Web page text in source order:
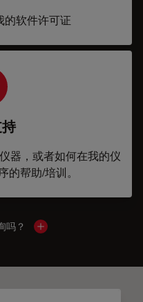
的软件许可证
器，或者如何在我的仪
的帮助/培训。
吗？ Show local contacts